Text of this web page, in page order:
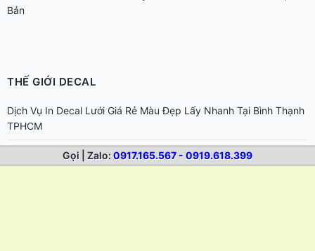
Gọi | Zalo:0917.165.567 - 0919.618.399
Bản
THẾ GIỚI DECAL
Dịch Vụ In Decal Lưới Giá Rẻ Màu Đẹp Lấy Nhanh Tại Bình Thạnh
TPHCM
In Decal Giá Rẻ TP.HCM | In Tem Nhãn, Sticker Lấy Nhanh